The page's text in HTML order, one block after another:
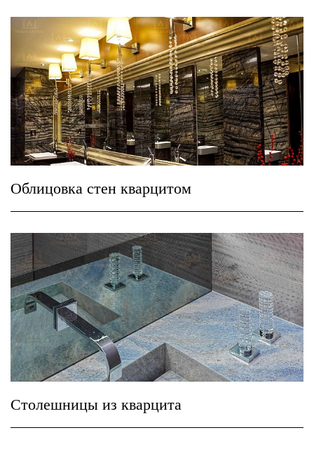
Облицовка стен кварцитом
Столешницы из кварцита